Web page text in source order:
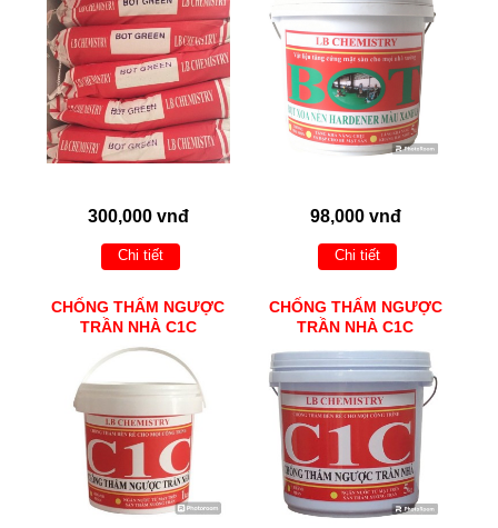
300,000 vnđ
Chi tiết
98,000 vnđ
Chi tiết
CHỐNG THẤM NGƯỢC
TRẦN NHÀ C1C
CHỐNG THẤM NGƯỢC
TRẦN NHÀ C1C